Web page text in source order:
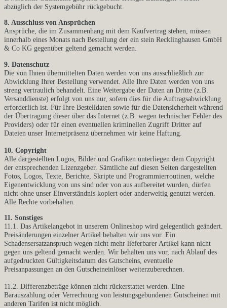
abzüglich der Systemgebühr rückgebucht.
8. Ausschluss von Ansprüchen
Ansprüche, die im Zusammenhang mit dem Kaufvertrag stehen, müssen
innerhalb eines Monats nach Bestellung der ein stein Recklinghausen GmbH
& Co KG gegenüber geltend gemacht werden.
9. Datenschutz
Die von Ihnen übermittelten Daten werden von uns ausschließlich zur
Abwicklung Ihrer Bestellung verwendet. Alle Ihre Daten werden von uns
streng vertraulich behandelt. Eine Weitergabe der Daten an Dritte (z.B.
Versanddienste) erfolgt von uns nur, sofern dies für die Auftragsabwicklung
erforderlich ist. Für Ihre Bestelldaten sowie für die Datensicherheit während
der Übertragung dieser über das Internet (z.B. wegen technischer Fehler des
Providers) oder für einen eventuellen kriminellen Zugriff Dritter auf
Dateien unser Internetpräsenz übernehmen wir keine Haftung.
10. Copyright
Alle dargestellten Logos, Bilder und Grafiken unterliegen dem Copyright
der entsprechenden Lizenzgeber. Sämtliche auf diesen Seiten dargestellten
Fotos, Logos, Texte, Berichte, Skripte und Programmierroutinen, welche
Eigenentwicklung von uns sind oder von aus aufbereitet wurden, dürfen
nicht ohne unser Einverständnis kopiert oder anderweitig genutzt werden.
Alle Rechte vorbehalten.
11. Sonstiges
11.1. Das Artikelangebot in unserem Onlineshop wird gelegentlich geändert.
Preisänderungen einzelner Artikel behalten wir uns vor. Ein
Schadensersatzanspruch wegen nicht mehr lieferbarer Artikel kann nicht
gegen uns geltend gemacht werden. Wir behalten uns vor, nach Ablauf des
aufgedruckten Gültigkeitsdatum des Gutscheins, eventuelle
Preisanpassungen an den Gutscheineinlöser weiterzuberechnen.
11.2. Differenzbeträge können nicht rückerstattet werden. Eine
Barauszahlung oder Verrechnung von leistungsgebundenen Gutscheinen mit
anderen Tarifen ist nicht möglich.